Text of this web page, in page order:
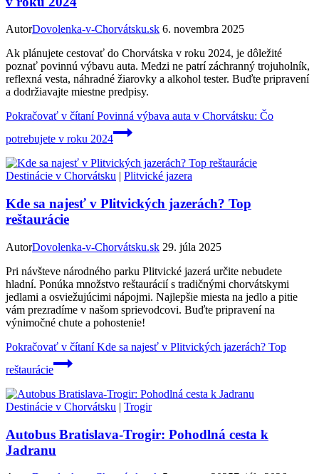
AutorDovolenka-v-Chorvátsku.sk 6. novembra 2025
Ak plánujete cestovať do Chorvátska v roku 2024, je dôležité
poznať povinnú výbavu auta. Medzi ne patrí záchranný trojuholník,
reflexná vesta, náhradné žiarovky a alkohol tester. Buďte pripravení
a dodržiavajte miestne predpisy.
Pokračovať v čítaníPovinná výbava auta v Chorvátsku: Čo
potrebujete v roku 2024
Destinácie v Chorvátsku | Plitvické jazera
Kde sa najesť v Plitvických jazerách? Top
reštaurácie
AutorDovolenka-v-Chorvátsku.sk 29. júla 2025
Pri návšteve národného parku Plitvické jazerá určite nebudete
hladní. Ponúka množstvo reštaurácií s tradičnými chorvátskymi
jedlami a osviežujúcimi nápojmi. Najlepšie miesta na jedlo a pitie
vám prezradíme v našom sprievodcovi. Buďte pripravení na
výnimočné chute a pohostenie!
Pokračovať v čítaníKde sa najesť v Plitvických jazerách? Top
reštaurácie
Destinácie v Chorvátsku | Trogir
Autobus Bratislava-Trogir: Pohodlná cesta k
Jadranu